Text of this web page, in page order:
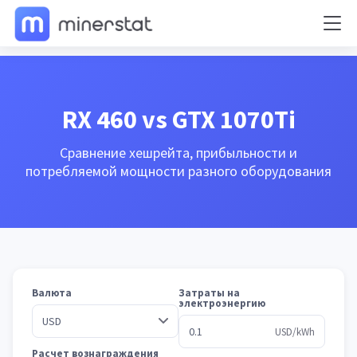
RX 460 vs GTX 1070Ti
Сравнение хешрейта, прибыльности и
потребляемой мощности разного оборудования
Валюта Затраты на
электроэнергию
USD/kWh
Расчет вознаграждения